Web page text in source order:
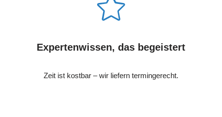
Expertenwissen, das begeistert
Zeit ist kostbar – wir liefern termingerecht.